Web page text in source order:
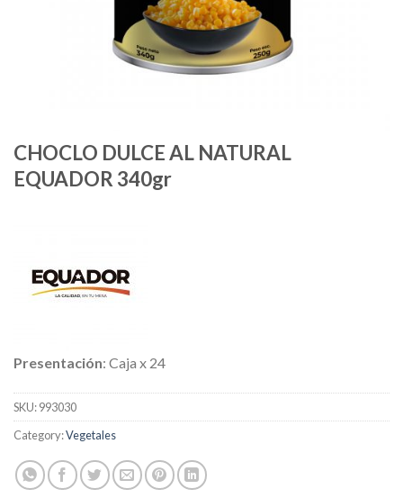
CHOCLO DULCE AL NATURAL
EQUADOR 340gr
Presentación: Caja x 24
SKU:993030
Category:Vegetales